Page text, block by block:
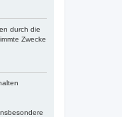
durch die
Zwecke